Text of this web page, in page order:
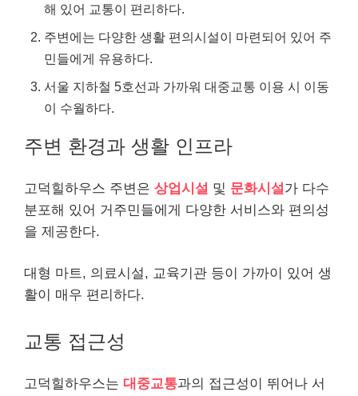
해 있어 교통이 편리하다.
주변에는 다양한 생활 편의시설이 마련되어 있어 주
민들에게 유용하다.
서울 지하철 5호선과 가까워 대중교통 이용 시 이동
이 수월하다.
주변 환경과 생활 인프라
고덕힐하우스 주변은 상업시설 및 문화시설 가 다수
분포해 있어 거주민들에게 다양한 서비스와 편의성
을 제공한다.
대형 마트, 의료시설, 교육기관 등이 가까이 있어 생
활이 매우 편리하다.
교통 접근성
고덕힐하우스는 대중교통과의 접근성이 뛰어나 서